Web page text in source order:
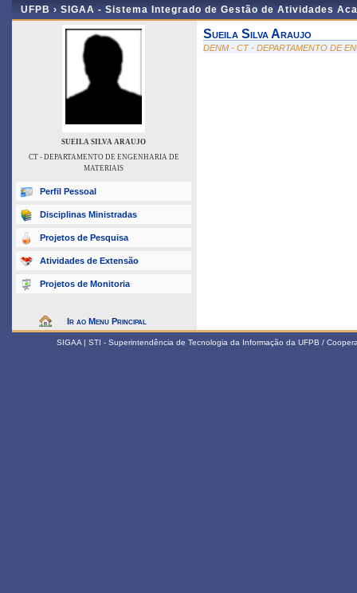
UFPB › SIGAA - Sistema Integrado de Gestão de Atividades
SUEILA SILVA ARAUJO
CT - DEPARTAMENTO DE ENGENHARIA DE
MATERIAIS
Perfil Pessoal
Disciplinas Ministradas
Projetos de Pesquisa
Atividades de Extensão
Projetos de Monitoria
Ir ao Menu Principal
Sueila Silva Araujo
DENM - CT - DEPARTAMENTO DE
SIGAA | STI - Superintendência de Tecnologia da Informação da UFPB /